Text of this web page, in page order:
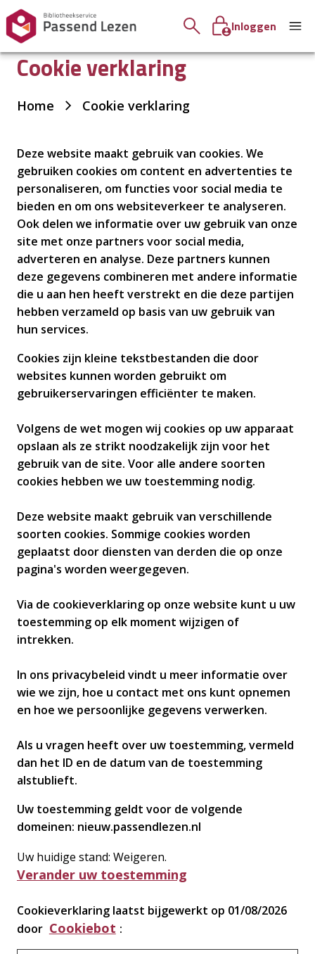
Inloggen
Cookie verklaring
Je
Home Cookie verklaring
Deze website maakt gebruik van cookies. We
gebruiken cookies om content en advertenties te
personaliseren, om functies voor social media te
bieden en om ons websiteverkeer te analyseren.
Ook delen we informatie over uw gebruik van onze
site met onze partners voor social media,
adverteren en analyse. Deze partners kunnen
deze gegevens combineren met andere informatie
die u aan hen heeft verstrekt en die deze partijen
hebben verzameld op basis van uw gebruik van
hun services.
Cookies zijn kleine tekstbestanden die door
websites kunnen worden gebruikt om
gebruikerservaringen efficiënter te maken.
Volgens de wet mogen wij cookies op uw apparaat
opslaan als ze strikt noodzakelijk zijn voor het
gebruik van de site. Voor alle andere soorten
cookies hebben we uw toestemming nodig.
Deze website maakt gebruik van verschillende
soorten cookies. Sommige cookies worden
geplaatst door diensten van derden die op onze
pagina's worden weergegeven.
Via de cookieverklaring op onze website kunt u uw
toestemming op elk moment wijzigen of
intrekken.
In ons privacybeleid vindt u meer informatie over
wie we zijn, hoe u contact met ons kunt opnemen
en hoe we persoonlijke gegevens verwerken.
Als u vragen heeft over uw toestemming, vermeld
dan het ID en de datum van de toestemming
alstublieft.
Uw toestemming geldt voor de volgende
domeinen: nieuw.passendlezen.nl
Uw huidige stand: Weigeren.
Verander uw toestemming
Cookieverklaring laatst bijgewerkt op 01/08/2026
door Cookiebot :